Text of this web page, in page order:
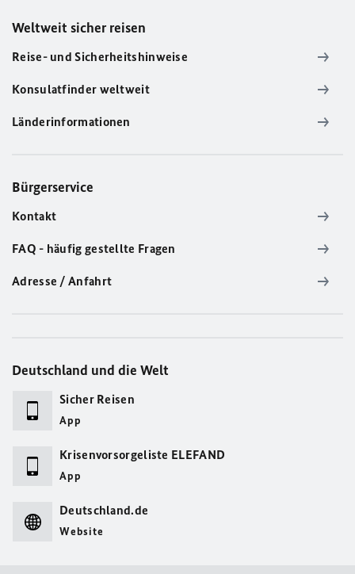
Weltweit sicher reisen
Reise- und Sicherheitshinweise
Konsulatfinder weltweit
Länderinformationen
Bürgerservice
Kontakt
FAQ - häufig gestellte Fragen
Adresse / Anfahrt
Deutschland und die Welt
Sicher Reisen
App
Krisenvorsorgeliste ELEFAND
App
Deutschland.de
Website